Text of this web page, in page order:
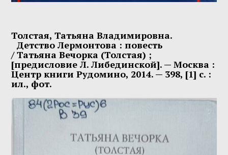
Толстая, Татьяна Владимировна.
Детство Лермонтова : повесть
/Татьяна Вечорка (Толстая) ;
[предисловие Л. Либединской]. — Москва :
Центр книги Рудомино, 2014. — 398, [1] с. :
ил., фот.